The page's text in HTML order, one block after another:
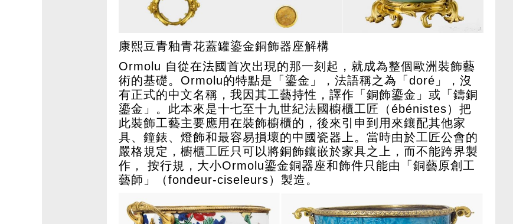
康熙豆青釉青花蓋罐鎏金銅飾器座解構
Ormolu 自從在法國首次出現的那一刻起，就成為整個歐洲裝飾藝
術的基礎。Ormolu的特點是「鎏金」，法語稱之為「doré」，沒
有正式的中文名稱，我因其工藝持性，譯作「銅飾鎏金」或「鑄銅
鎏金」。此本來是十七至十九世紀法國櫥櫃工匠（ébénistes）把
此裝飾工藝主要應用在裝飾櫥櫃的，後來引申到用來鑲配其他家
具、鐘錶、燈飾和最容易損壞的中國瓷器上。當時由於工匠公會的
嚴格規定，櫥櫃工匠只可以將銅飾鑲嵌於家具之上，而不能跨界製
作， 按行規，大小Ormolu鎏金銅器座和飾件只能由「銅藝原創工
藝師」（fondeur-ciseleurs）製造。